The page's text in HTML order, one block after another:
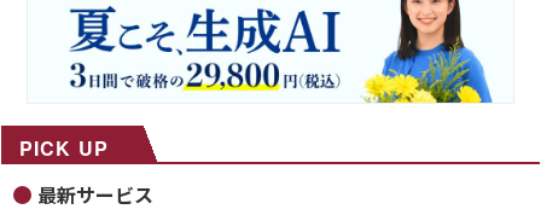
PICK UP
最新サービス